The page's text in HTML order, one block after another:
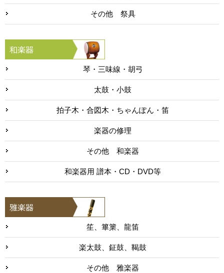
その他 祭具
琴・三味線・胡弓
太鼓・小鼓
拍子木・合図木・ちゃんぽん・笛
楽器の修理
その他 和楽器
和楽器用 譜本・CD・DVD等
笙、篳篥、龍笛
楽太鼓、鉦鼓、鞨鼓
その他 雅楽器